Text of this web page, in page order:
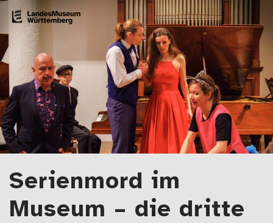
Zum Artikel springen LMW-Blog
Der Blog des Landesmuseums Württemberg
Serienmord im
Museum – die dritte